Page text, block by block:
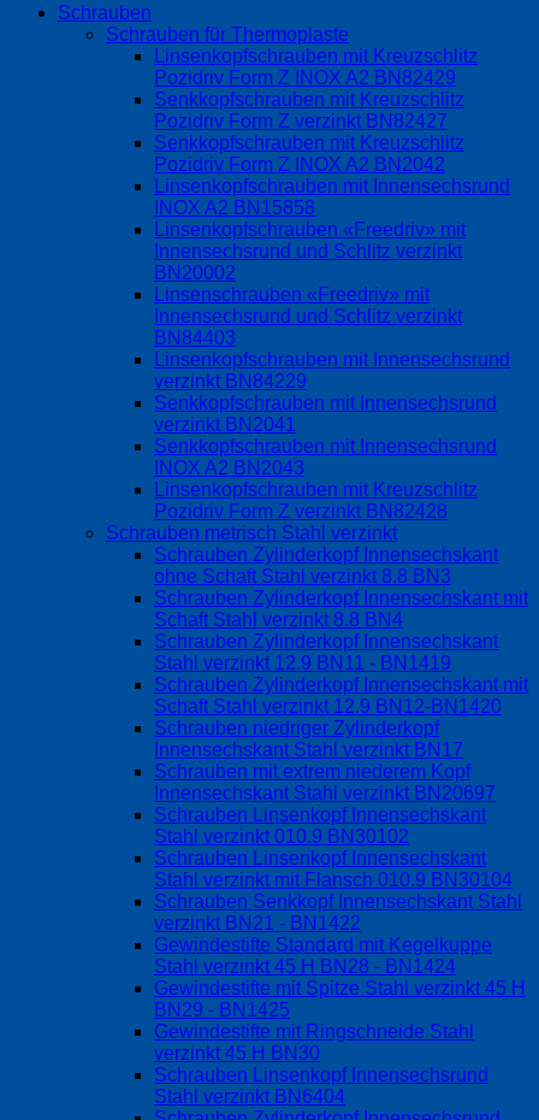
Schrauben
Schrauben für Thermoplaste
Linsenkopfschrauben mit Kreuzschlitz
Pozidriv Form Z INOX A2 BN82429
Senkkopfschrauben mit Kreuzschlitz
Pozidriv Form Z verzinkt BN82427
Senkkopfschrauben mit Kreuzschlitz
Pozidriv Form Z INOX A2 BN2042
Linsenkopfschrauben mit Innensechsrund
INOX A2 BN15858
Linsenkopfschrauben «Freedriv» mit
Innensechsrund und Schlitz verzinkt
BN20002
Linsenschrauben «Freedriv» mit
Innensechsrund und Schlitz verzinkt
BN84403
Linsenkopfschrauben mit Innensechsrund
verzinkt BN84229
Senkkopfschrauben mit Innensechsrund
verzinkt BN2041
Senkkopfschrauben mit Innensechsrund
INOX A2 BN2043
Linsenkopfschrauben mit Kreuzschlitz
Pozidriv Form Z verzinkt BN82428
Schrauben metrisch Stahl verzinkt
Schrauben Zylinderkopf Innensechskant
ohne Schaft Stahl verzinkt 8.8 BN3
Schrauben Zylinderkopf Innensechskant mit
Schaft Stahl verzinkt 8.8 BN4
Schrauben Zylinderkopf Innensechskant
Stahl verzinkt 12.9 BN11 - BN1419
Schrauben Zylinderkopf Innensechskant mit
Schaft Stahl verzinkt 12.9 BN12-BN1420
Schrauben niedriger Zylinderkopf
Innensechskant Stahl verzinkt BN17
Schrauben mit extrem niederem Kopf
Innensechskant Stahl verzinkt BN20697
Schrauben Linsenkopf Innensechskant
Stahl verzinkt 010.9 BN30102
Schrauben Linsenkopf Innensechskant
Stahl verzinkt mit Flansch 010.9 BN30104
Schrauben Senkkopf Innensechskant Stahl
verzinkt BN21 - BN1422
Gewindestifte Standard mit Kegelkuppe
Stahl verzinkt 45 H BN28 - BN1424
Gewindestifte mit Spitze Stahl verzinkt 45 H
BN29 - BN1425
Gewindestifte mit Ringschneide Stahl
verzinkt 45 H BN30
Schrauben Linsenkopf Innensechsrund
Stahl verzinkt BN6404